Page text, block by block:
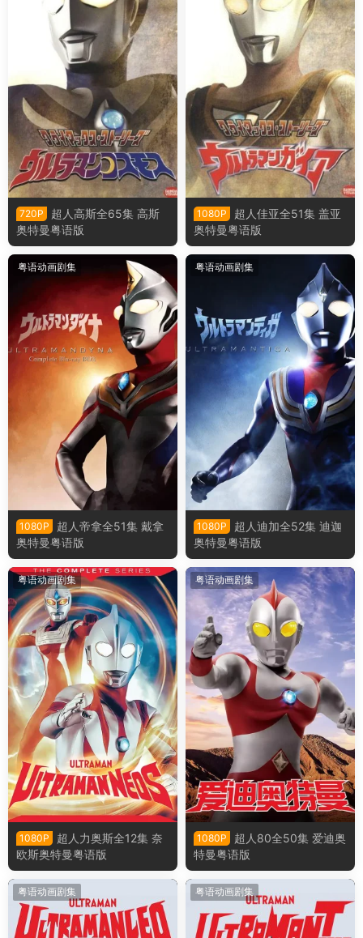
720P
超人高斯全65集 高斯
奥特曼粤语版
1080P
超人佳亚全51集 盖亚
奥特曼粤语版
粤语动画剧集
1080P
超人帝拿全51集 戴拿
奥特曼粤语版
粤语动画剧集
1080P
超人迪加全52集 迪迦
奥特曼粤语版
粤语动画剧集
1080P
超人力奥斯全12集 奈
欧斯奥特曼粤语版
粤语动画剧集
1080P
超人80全50集 爱迪奥
特曼粤语版
粤语动画剧集 粤语动画剧集